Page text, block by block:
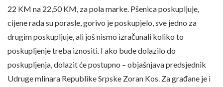
22 KM na 22,50 KM, za pola marke. Pšenica poskupljuje,
cijene rada su porasle, gorivo je poskupjelo, sve jedno za
drugim poskupljuje, ali još nismo izračunali koliko to
poskupljenje treba iznositi. I ako bude dolazilo do
poskupljenja, dolazit će postupno – objašnjava predsjednik
Udruge mlinara Republike Srpske Zoran Kos. Za građane je i